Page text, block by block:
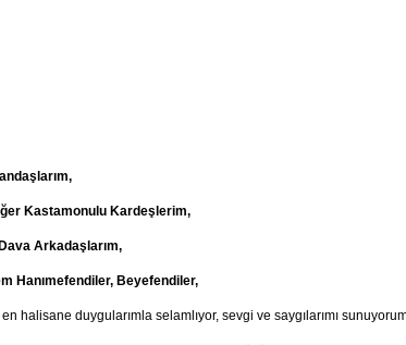
Kastamonulu Kardeşlerim,
Arkadaşlarım,
Hanımefendiler, Beyefendiler,
halisane duygularımla selamlıyor, sevgi ve saygılarımı